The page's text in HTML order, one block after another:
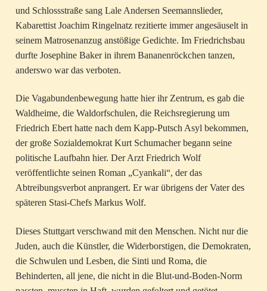
und Schlossstraße sang Lale Andersen Seemannslieder,
Kabarettist Joachim Ringelnatz rezitierte immer angesäuselt in
seinem Matrosenanzug anstößige Gedichte. Im Friedrichsbau
durfte Josephine Baker in ihrem Bananenröckchen tanzen,
anderswo war das verboten.
Die Vagabundenbewegung hatte hier ihr Zentrum, es gab die
Waldheime, die Waldorfschulen, die Reichsregierung um
Friedrich Ebert hatte nach dem Kapp-Putsch Asyl bekommen,
der große Sozialdemokrat Kurt Schumacher begann seine
politische Laufbahn hier. Der Arzt Friedrich Wolf
veröffentlichte seinen Roman „Cyankali“, der das
Abtreibungsverbot anprangert. Er war übrigens der Vater des
späteren Stasi-Chefs Markus Wolf.
Dieses Stuttgart verschwand mit den Menschen. Nicht nur die
Juden, auch die Künstler, die Widerborstigen, die Demokraten,
die Schwulen und Lesben, die Sinti und Roma, die
Behinderten, all jene, die nicht in die Blut-und-Boden-Norm